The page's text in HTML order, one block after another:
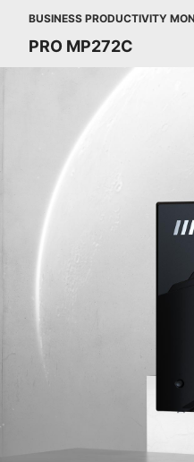
BUSINESS PRODUCTIVITY
PRO MP272C